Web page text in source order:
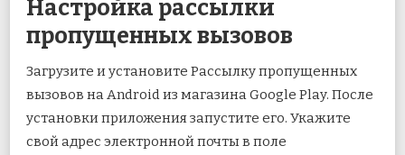
Настройка рассылки
пропущенных вызовов
Загрузите и установите Рассылку пропущенных
вызовов на Android из магазина Google Play. После
установки приложения запустите его. Укажите
свой адрес электронной почты в поле